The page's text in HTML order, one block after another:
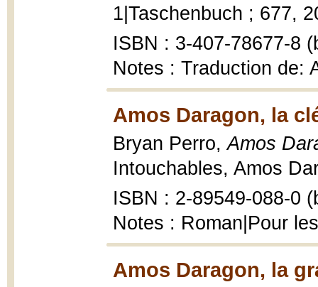
1|Taschenbuch ; 677,
ISBN : 3-407-78677-8
Notes : Traduction de:
Amos Daragon, la
Bryan Perro,Amos
Intouchables, Amos
ISBN : 2-89549-088-0
Notes : Roman|Pour
Amos Daragon, la